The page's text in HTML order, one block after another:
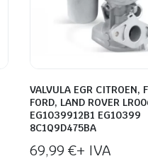
VALVULA EGR CITROEN,
FORD, LAND ROVER
EG1039912B1 EG10399
8C1Q9D475BA
69,99 €+ IVA